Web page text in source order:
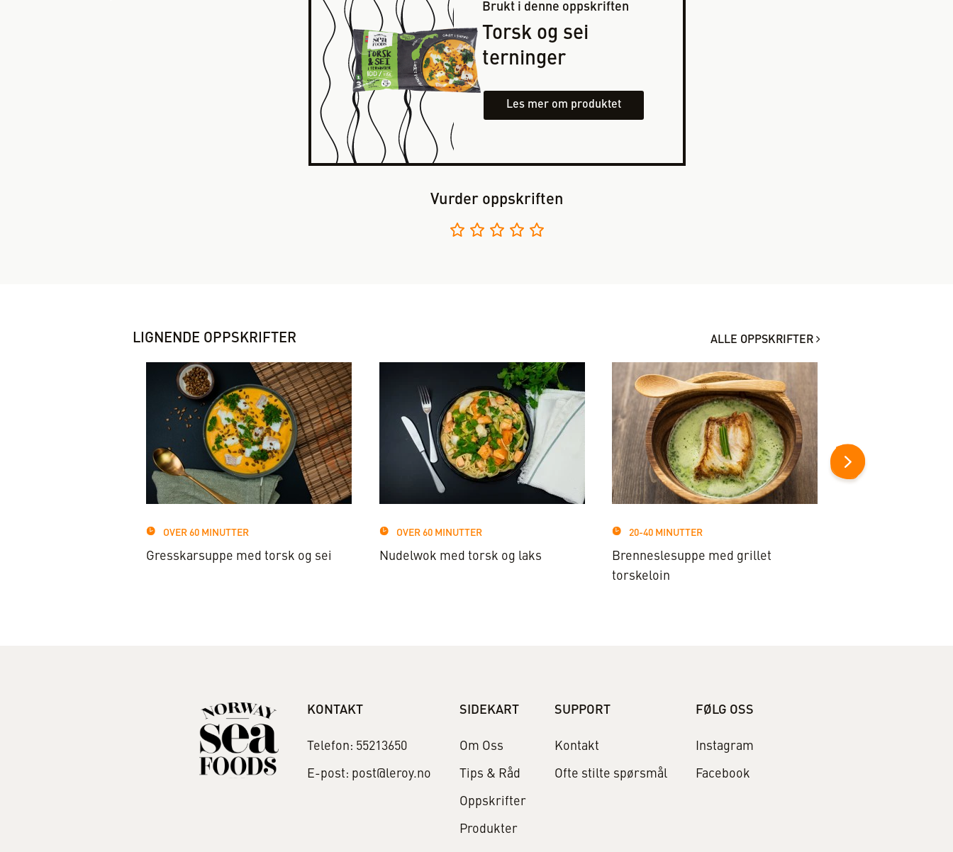
Brukt i denne oppskriften
Torsk og sei
terninger
Les mer om produktet
Vurder oppskriften
LIGNENDE OPPSKRIFTER ALLE OPPSKRIFTER
OVER 60 MINUTTER
Gresskarsuppe med torsk og sei
OVER 60 MINUTTER
Nudelwok med torsk og laks
20-40 MINUTTER
Brenneslesuppe med grillet
torskeloin
KONTAKT
Telefon: 55213650
E-post: post@leroy.no
SIDEKART
Om Oss
Tips & Råd
Oppskrifter
Produkter
SUPPORT
Kontakt
Ofte stilte spørsmål
FØLG OSS
Instagram
Facebook